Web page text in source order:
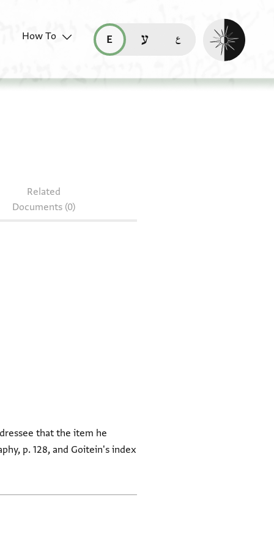
How To
read this page in English (en)
קריאת העמוד ב-עברית (he)
Enable dark
Related
Documents (0)
that the item he
p. 128, and Goitein's index